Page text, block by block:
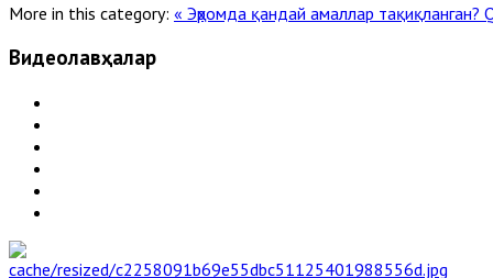
More in this category: « Эҳромда қандай амаллар тақиқланган?
Видеолавҳалар